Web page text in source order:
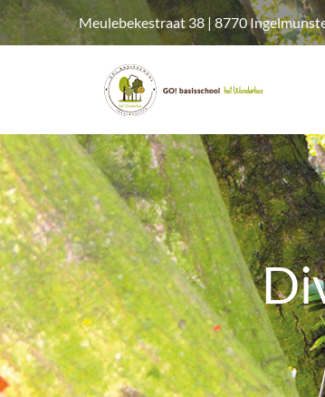
Meulebekestraat 38 | 8770